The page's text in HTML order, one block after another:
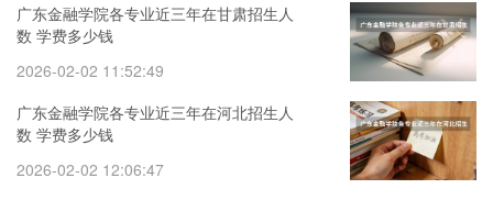
广东金融学院各专业近三年在甘肃招生人
数 学费多少钱
2026-02-02 11:52:49
广东金融学院各专业近三年在河北招生人
数 学费多少钱
2026-02-02 12:06:47